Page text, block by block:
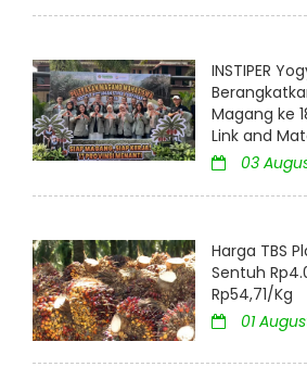
INSTIPER
Magang ke
Link and
03
Harga TBS
Sentuh
Rp54,71/Kg
01